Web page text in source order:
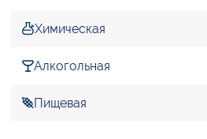
Химическая
Алкогольная
Пищевая